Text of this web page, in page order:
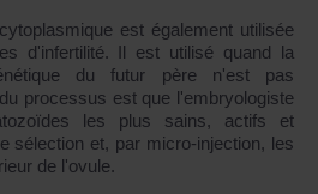
est également utilisée
d'infertilité. Il est utilisé quand la
du futur père n'est pas
processus est que l'embryologiste
les plus sains, actifs et
sélection et, par micro-injection, les
de l'ovule.